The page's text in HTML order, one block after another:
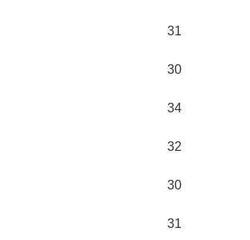
31
30
34
32
30
31